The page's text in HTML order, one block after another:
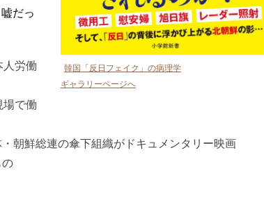
韓国「反日フェイク」の病理学
ギャラリーページへ
だっ
人労働
場で働
朝鮮総連の傘下組織がドキュメンタリー映画
の